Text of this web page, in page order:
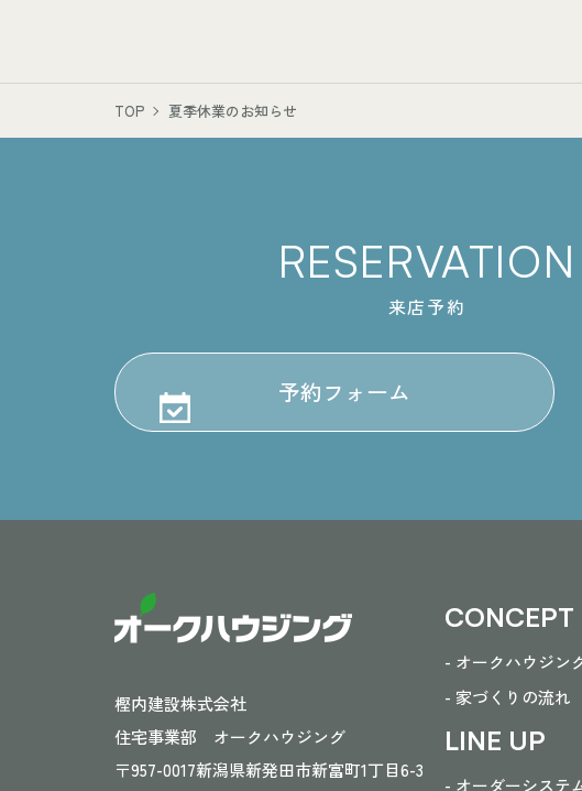
TOP 夏季休業のお知らせ
RESERVATION
来店予約
予約フォーム
樫内建設株式会社
住宅事業部 オークハウジング
〒957-0017新潟県新発田市新富町1丁目6-3
CONCEPT
- オークハウジン
- 家づくりの流れ
LINE UP
- オーダーシステ